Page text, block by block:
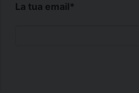
La tua email*